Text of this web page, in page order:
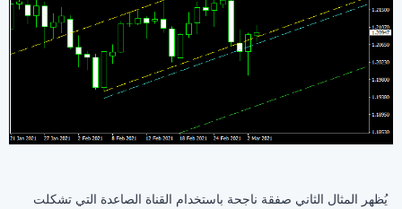
يُظهر المثال الثاني صفقة ناجحة باستخدام القناة الصاعدة التي تشكلت